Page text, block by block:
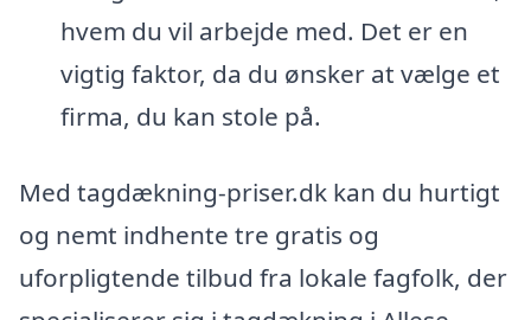
hvem du vil arbejde med. Det er en
vigtig faktor, da du ønsker at vælge et
firma, du kan stole på.
Med tagdækning-priser.dk kan du hurtigt
og nemt indhente tre gratis og
uforpligtende tilbud fra lokale fagfolk, der